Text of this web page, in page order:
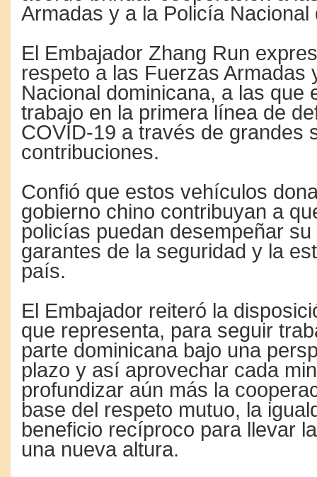
Armadas y a la Policía Na­cional
El Embajador Zhang Run
respeto a las Fuerzas Armadas
Nacional dominica­na, a las que
trabajo en la primera línea de
CO­VID-19 a través de grandes
contribuciones.
Confió que estos vehícu­los
gobierno chino contribuyan a
policías puedan desempeñar
garantes de la seguridad y la
país.
El Embajador reiteró la
que representa, para seguir
parte do­minicana bajo una
plazo y así apro­vechar cada
profundizar aún más la
base del respeto mutuo, la
beneficio recíproco pa­ra llevar
una nueva altura.